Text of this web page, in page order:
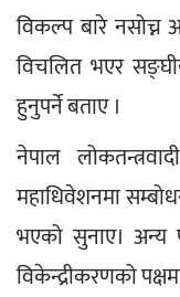
विकल्प बारे
विचलित भएर
हुनुपर्ने बताए ।
नेपाल
महाधिवेशनमा
भएको सुनाए। अन्य
विकेन्द्रीकरणको